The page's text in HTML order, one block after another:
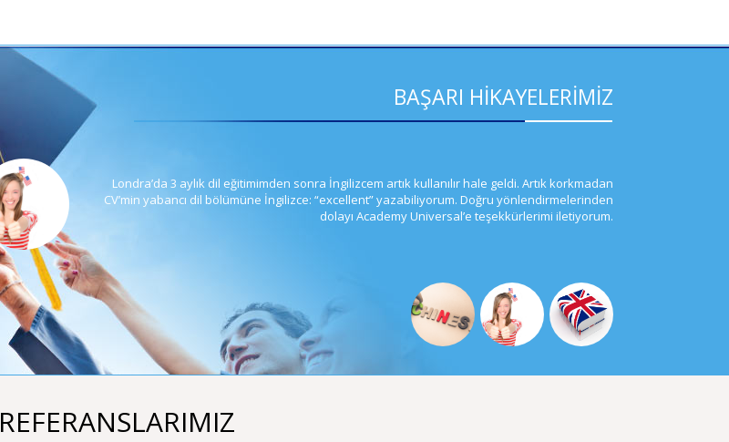
BAŞARI HİKAYELERİMİZ
Londra’da 3 aylık dil eğitimimden sonra İngilizcem artık kullanılır hale geldi. Artık korkmadan
CV’min yabancı dil bölümüne İngilizce: “excellent” yazabiliyorum. Doğru yönlendirmelerinden
dolayı Academy Universal’e teşekkürlerimi iletiyorum.
REFERANSLARIMIZ